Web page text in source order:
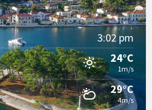
3:02 pm
24°C
1m/s
29°C
4m/s